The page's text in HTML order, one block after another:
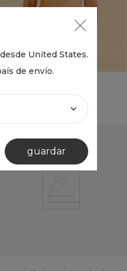
United States.
de envío.
guardar